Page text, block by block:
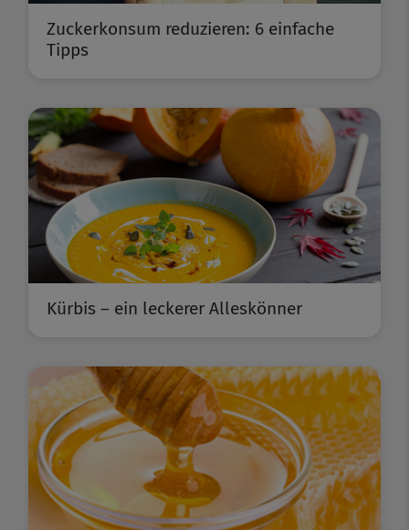
Zuckerkonsum reduzieren: 6 einfache
Tipps
Kürbis – ein leckerer Alleskönner